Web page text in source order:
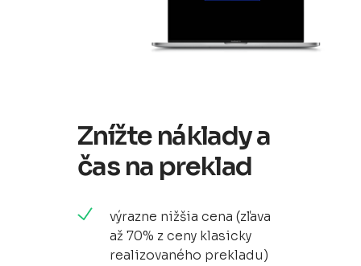
Znížte náklady a
čas na preklad
výrazne nižšia cena (zľava
až 70% z ceny klasicky
realizovaného prekladu)